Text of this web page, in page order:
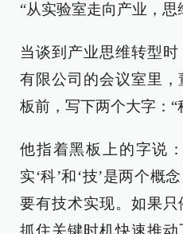
“从实验室走向产业，思
当谈到产业思维转型
有限公司的会议室里
板前，写下两个大字：“
他指着黑板上的字说
实‘科’和‘技’是两个概
要有技术实现。如果
抓住关键时机快速推